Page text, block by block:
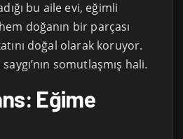
bu aile evi, eğimli
doğanın bir parçası
doğal olarak koruyor.
somutlaşmış hali.
Eğime